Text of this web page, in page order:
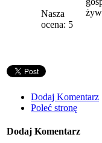
Nasza
ocena: 5
Dodaj Komentarz
Poleć stronę
Dodaj Komentarz